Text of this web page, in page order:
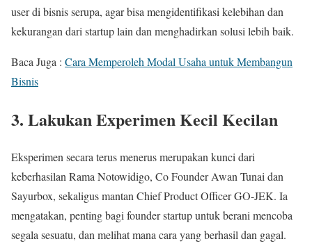
user di bisnis serupa, agar bisa mengidentifikasi kelebihan dan
kekurangan dari startup lain dan menghadirkan solusi lebih baik.
Baca Juga : Cara Memperoleh Modal Usaha untuk Membangun
Bisnis
3. Lakukan Experimen Kecil Kecilan
Eksperimen secara terus menerus merupakan kunci dari
keberhasilan Rama Notowidigo, Co Founder Awan Tunai dan
Sayurbox, sekaligus mantan Chief Product Officer GO-JEK. Ia
mengatakan, penting bagi founder startup untuk berani mencoba
segala sesuatu, dan melihat mana cara yang berhasil dan gagal.